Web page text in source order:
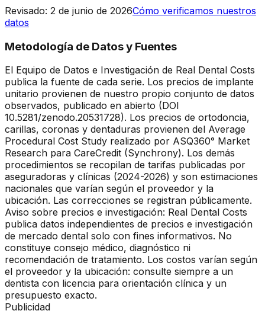
Revisado: 2 de junio de 2026Cómo verificamos nuestros
datos
Metodología de Datos y Fuentes
El Equipo de Datos e Investigación de Real Dental Costs
publica la fuente de cada serie. Los precios de implante
unitario provienen de nuestro propio conjunto de datos
observados, publicado en abierto (DOI
10.5281/zenodo.20531728). Los precios de ortodoncia,
carillas, coronas y dentaduras provienen del Average
Procedural Cost Study realizado por ASQ360° Market
Research para CareCredit (Synchrony). Los demás
procedimientos se recopilan de tarifas publicadas por
aseguradoras y clínicas (2024-2026) y son estimaciones
nacionales que varían según el proveedor y la
ubicación. Las correcciones se registran públicamente.
Aviso sobre precios e investigación: Real Dental Costs
publica datos independientes de precios e investigación
de mercado dental solo con fines informativos. No
constituye consejo médico, diagnóstico ni
recomendación de tratamiento. Los costos varían según
el proveedor y la ubicación: consulte siempre a un
dentista con licencia para orientación clínica y un
presupuesto exacto.
Publicidad